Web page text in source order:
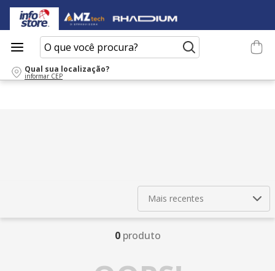
O que você procura?
Qual sua localização?
informar CEP
Mais recentes
0 produto